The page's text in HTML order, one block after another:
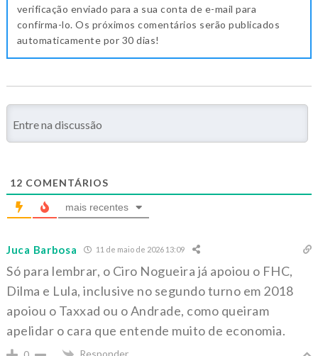
verificação enviado para a sua conta de e-mail para
confirma-lo. Os próximos comentários serão publicados
automaticamente por 30 dias!
12 COMENTÁRIOS
mais recentes
Juca Barbosa 11 de maio de 2026 13:09
Só para lembrar, o Ciro Nogueira já apoiou o FHC,
Dilma e Lula, inclusive no segundo turno em 2018
apoiou o Taxxad ou o Andrade, como queiram
apelidar o cara que entende muito de economia.
Responder